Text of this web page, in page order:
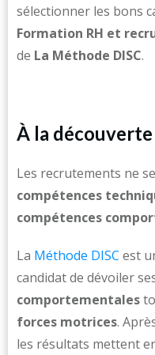
sélectionner les bons
Formation RH et
de La Méthode DISC.
À la
Les recrutements ne
compétences
compétences
La Méthode DISC est
candidat de dévoiler
comportementales
forces motrices.
les résultats mettent